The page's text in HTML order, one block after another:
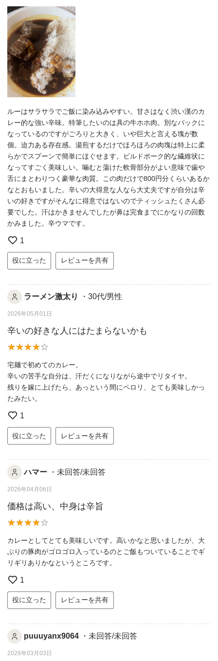
ルーはサラサラでご飯に染み込みやすい。甘さはなく渋い漢のカ
レー的な強い辛味。特筆したいのは具の牛ホホ肉。別なパックに
なっているのですがごろりと大きく、いや巨大と言える塊が数
個。迫力ある存在感。湯煎するだけでほろほろの肉塊は特上に柔
らかでスプーンで簡単にほぐせます。ビルドポーク的な繊維状に
なってすごく美味しい。噛むと蕩けた軟骨部分がよい意味で歯や
舌にまとわりつく豪華な肉質。この肉だけで800円分くらいあるか
なとおもいました。辛いの大得意な人なら大丈夫ですが自分は辛
いの好きですがそんなに得意ではないのでティッシュたくさん必
要でした。汗はかきませんでしたが鼻は完食までにかなりの回数
かみました。辛ウマです。
1
役に立った レビューを共有
ラーメン激太り ・30代/男性
2026年05月01日
辛いの好きな人にはたまらないかも
宅麺で初めてのカレー。
辛いの苦手な自分は、汗だくになりながら途中でリタイヤ。
残りを嫁に上げたら、あっという間にペロリ、とても美味しかっ
たみたい。
1
役に立った レビューを共有
ハマー ・未回答/未回答
2026年04月06日
価格は高い、中身は辛旨
カレーとしてとても美味しいです。高いかなと思いましたが、大
ぶりの豚肉がゴロゴロ入っているのとご飯もついていることでギ
リギリありかなというところです。
1
役に立った レビューを共有
puuuyanx9064 ・未回答/未回答
2026年03月03日